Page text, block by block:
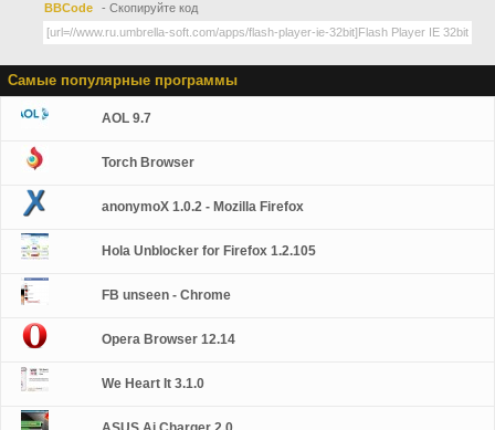
BBCode - Скопируйте код
Самые популярные программы
AOL 9.7
Torch Browser
anonymoX 1.0.2 - Mozilla Firefox
Hola Unblocker for Firefox 1.2.105
FB unseen - Chrome
Opera Browser 12.14
We Heart It 3.1.0